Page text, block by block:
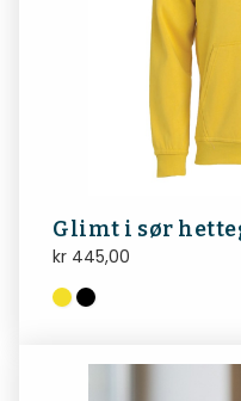
Glimt i sør
kr 445,00